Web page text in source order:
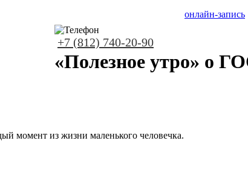
+7 (812) 740-20-90
онлайн-запись
«Полезное утро» о
момент из жизни маленького человечка.